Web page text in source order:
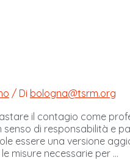
/ Di bologna@tsrm.org
il contagio come
di responsabilità e
essere una versione
misure necessarie per …